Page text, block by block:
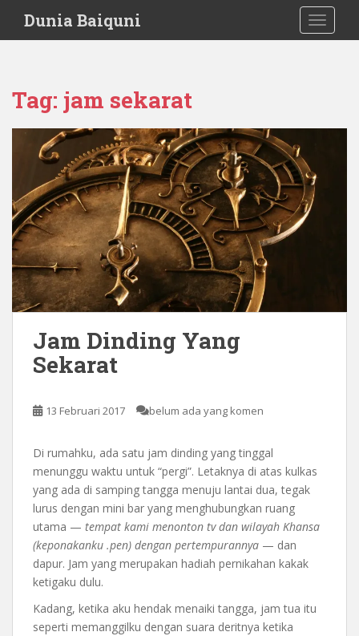
i
Dunia Baiquni
Tag: jam sekarat
Jam Dinding Yang
Sekarat
13 Februari 2017 belum ada yang komen
Di rumahku, ada satu jam dinding yang tinggal
menunggu waktu untuk “pergi”. Letaknya di atas kulkas
yang ada di samping tangga menuju lantai dua, tegak
lurus dengan mini bar yang menghubungkan ruang
utama — tempat kami menonton tv dan wilayah Khansa
(keponakanku .pen) dengan pertempurannya — dan
dapur. Jam yang merupakan hadiah pernikahan kakak
ketigaku dulu.
Kadang, ketika aku hendak menaiki tangga, jam tua itu
seperti memanggilku dengan suara deritnya ketika